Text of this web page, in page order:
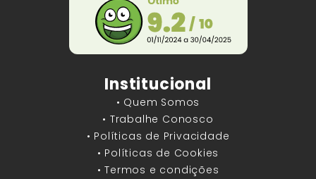
Institucional
• Quem Somos
• Trabalhe Conosco
• Políticas de Privacidade
• Políticas de Cookies
• Termos e condições